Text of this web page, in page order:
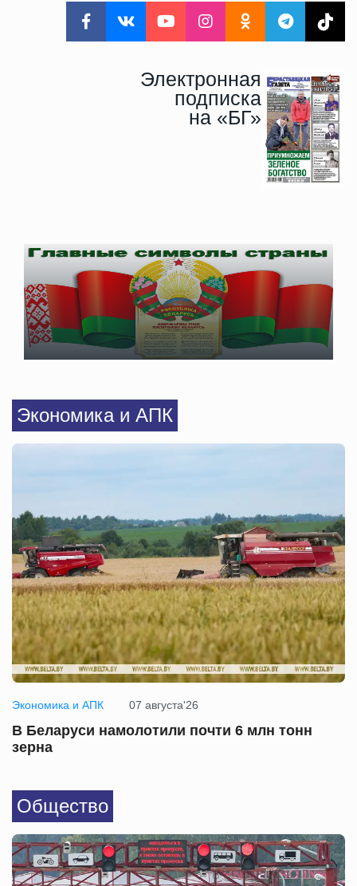
Электронная
подписка
на «БГ»
Экономика и АПК
Экономика и АПК 07 августа'26
В Беларуси намолотили почти 6 млн тонн
зерна
Общество